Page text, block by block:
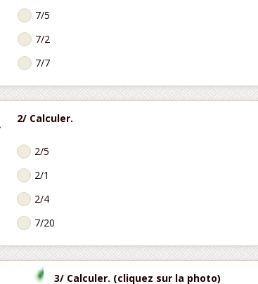
7/5
7/2
7/7
2/ Calculer.
2/5
2/1
2/4
7/20
3/ Calculer. (cliquez sur la photo)